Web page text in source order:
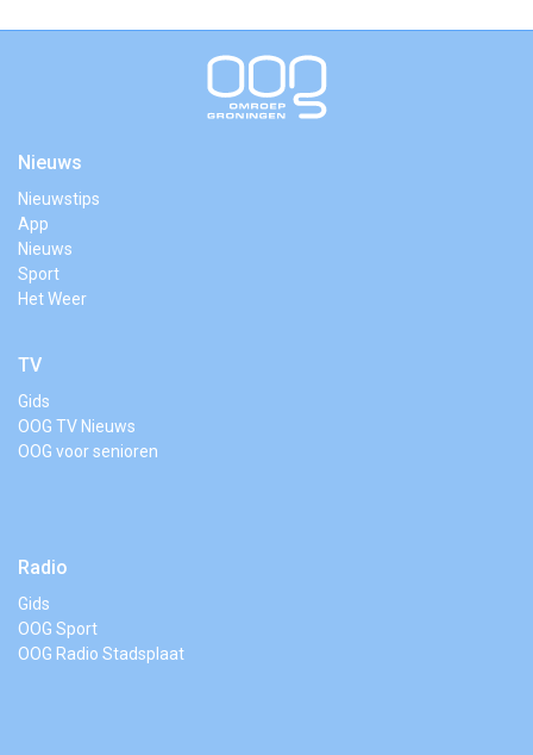
Nieuws
Nieuwstips
App
Nieuws
Sport
Het Weer
TV
Gids
OOG TV Nieuws
OOG voor senioren
Radio
Gids
OOG Sport
OOG Radio Stadsplaat